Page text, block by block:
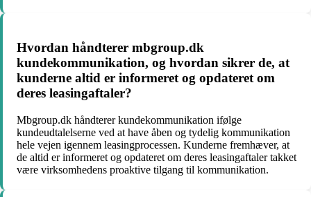
Hvordan håndterer mbgroup.dk
kundekommunikation, og hvordan sikrer de, at
kunderne altid er informeret og opdateret om
deres leasingaftaler?
Mbgroup.dk håndterer kundekommunikation ifølge
kundeudtalelserne ved at have åben og tydelig kommunikation
hele vejen igennem leasingprocessen. Kunderne fremhæver, at
de altid er informeret og opdateret om deres leasingaftaler takket
være virksomhedens proaktive tilgang til kommunikation.